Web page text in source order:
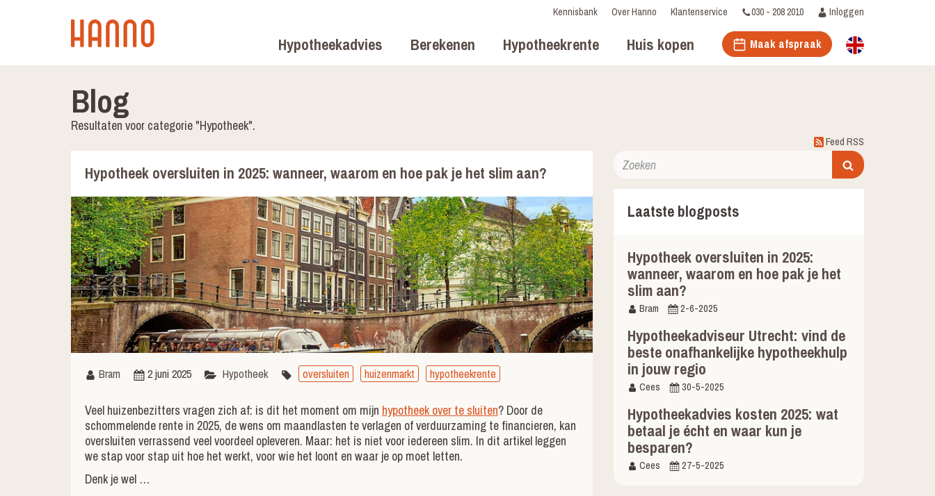
Kennisbank Over Hanno Klantenservice 030 - 208 2010 Inloggen
Hypotheekadvies Berekenen Hypotheekrente Huis kopen Maak afspraak
Blog
Resultaten voor categorie "Hypotheek".
Hypotheek oversluiten in 2025: wanneer, waarom en hoe pak je het slim aan?
Bram 2 juni 2025 Hypotheek oversluiten huizenmarkt hypotheekrente
Veel huizenbezitters vragen zich af: is dit het moment om mijn hypotheek over te sluiten? Door de
schommelende rente in 2025, de wens om maandlasten te verlagen of verduurzaming te financieren, kan
oversluiten verrassend veel voordeel opleveren. Maar: het is niet voor iedereen slim. In dit artikel leggen
we stap voor stap uit hoe het werkt, voor wie het loont en waar je op moet letten.
Denk je wel …
Feed RSS
Laatste blogposts
Hypotheek oversluiten in 2025:
wanneer, waarom en hoe pak je het
slim aan?
Bram 2-6-2025
Hypotheekadviseur Utrecht: vind de
beste onafhankelijke hypotheekhulp
in jouw regio
Cees 30-5-2025
Hypotheekadvies kosten 2025: wat
betaal je écht en waar kun je
besparen?
Cees 27-5-2025